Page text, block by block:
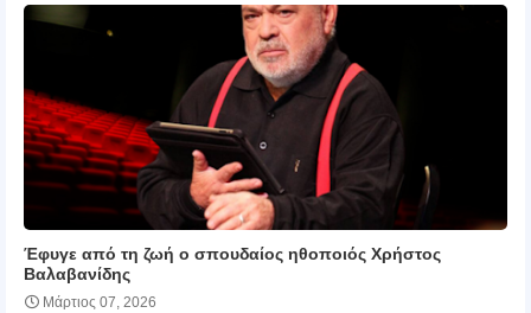
Έφυγε από τη ζωή ο σπουδαίος ηθοποιός Χρήστος
Βαλαβανίδης
Μάρτιος 07, 2026